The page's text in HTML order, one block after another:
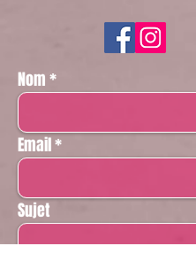
Nom
Email
Sujet